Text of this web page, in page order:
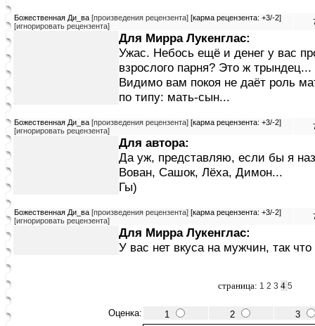
Божественная Ди_ва [произведения рецензента] [карма рецензента: +3/-2]
[игнорировать рецензента]
Для Мирра Лукенглас:
Ужас. Небось ещё и денег у вас
взрослого парня? Это ж трындец...
Видимо вам покоя не даёт роль
по типу: мать-сын...
Божественная Ди_ва [произведения рецензента] [карма рецензента: +3/-2]
[игнорировать рецензента]
Для автора:
Да уж, представляю, если бы я
Вован, Сашок, Лёха, Димон...
Гы)
Божественная Ди_ва [произведения рецензента] [карма рецензента: +3/-2]
[игнорировать рецензента]
Для Мирра Лукенглас:
У вас нет вкуса на мужчин, так
страница: 1 2 3 4 5
Оценка: 1 2
3